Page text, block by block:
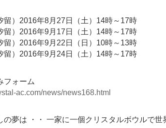
留）2016年8月27日（土）14時～17時
留）2016年9月17日（土）14時～17時
留）2016年9月22日（日）10時～13時
留）2016年9月24日（土）14時～17時
フォーム
ac.com/news/news168.html
の夢は ・・ 一家に一個クリスタルボウルで世